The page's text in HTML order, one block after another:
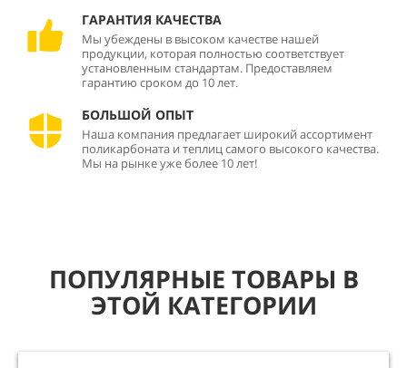
ГАРАНТИЯ КАЧЕСТВА
Мы убеждены в высоком качестве нашей
продукции, которая полностью соответствует
установленным стандартам. Предоставляем
гарантию сроком до 10 лет.
БОЛЬШОЙ ОПЫТ
Наша компания предлагает широкий ассортимент
поликарбоната и теплиц самого высокого качества.
Мы на рынке уже более 10 лет!
ПОПУЛЯРНЫЕ ТОВАРЫ В
ЭТОЙ КАТЕГОРИИ